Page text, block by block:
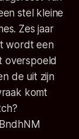
stel kleine
Zes jaar
wordt een
overspoeld
de uit zijn
komt